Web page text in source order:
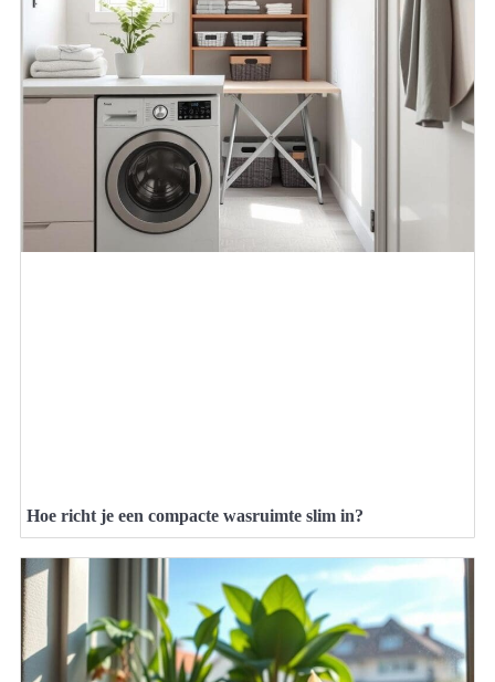
Hoe richt je een compacte wasruimte slim in?